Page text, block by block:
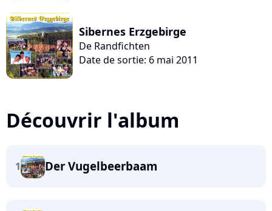
Sibernes Erzgebirge
De Randfichten
Date de sortie: 6 mai 2011
Découvrir l'album
1 Der Vugelbeerbaam